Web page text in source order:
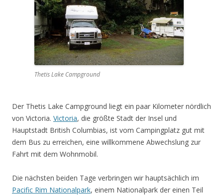
Thetis Lake Campground
Der Thetis Lake Campground liegt ein paar Kilometer nördlich
von Victoria. Victoria, die größte Stadt der Insel und
Hauptstadt British Columbias, ist vom Campingplatz gut mit
dem Bus zu erreichen, eine willkommene Abwechslung zur
Fahrt mit dem Wohnmobil.
Die nächsten beiden Tage verbringen wir hauptsächlich im
Pacific Rim Nationalpark, einem Nationalpark der einen Teil